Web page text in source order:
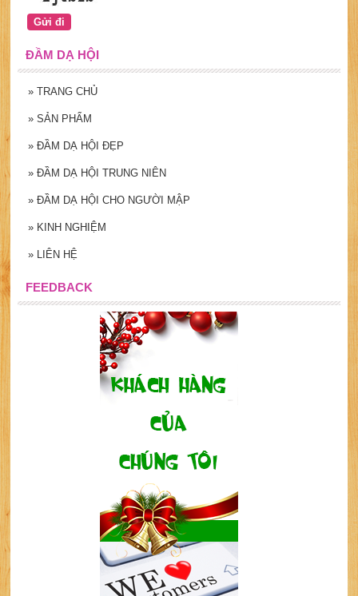
ĐẦM DẠ HỘI
» TRANG CHỦ
» SẢN PHẨM
» ĐẦM DẠ HỘI ĐẸP
» ĐẦM DẠ HỘI TRUNG NIÊN
» ĐẦM DẠ HỘI CHO NGƯỜI MẬP
» KINH NGHIỆM
» LIÊN HỆ
FEEDBACK